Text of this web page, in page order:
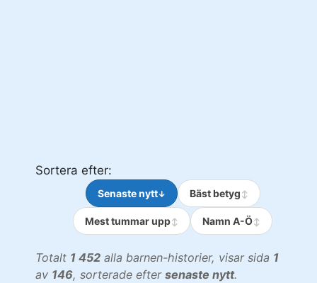
Sortera efter:
Senaste nytt Bäst betyg
Mest tummar upp Namn A-Ö
Totalt 1 452 alla barnen-historier, visar sida 1
av 146, sorterade efter senaste nytt.